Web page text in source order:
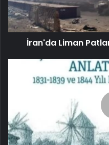
İran'da Liman